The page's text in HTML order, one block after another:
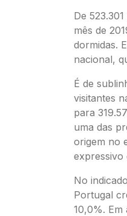
De
mês de
dormidas.
nacional,
É de
visitantes
para
uma das
origem no
expressivo
No
Portugal
10,0%. Em